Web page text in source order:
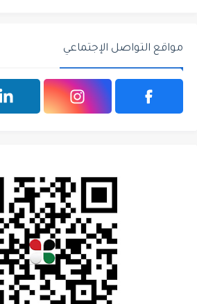
مواقع التواصل الإجتماعي